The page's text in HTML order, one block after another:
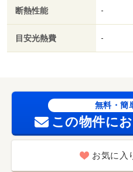
６，５００円～・フリーレ
が付いているので、雨の日
できます。共用部には宅配
円
断熱性能 -
目安光熱費 -
無料・簡
この物件に
お気に入